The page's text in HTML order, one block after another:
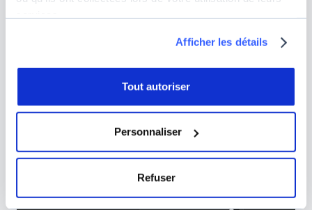
Afficher les détails
Tout autoriser
Personnaliser
Refuser
pourrez testerClaude Opus 4.8qui est réservé aux
abonnés Anthropic.